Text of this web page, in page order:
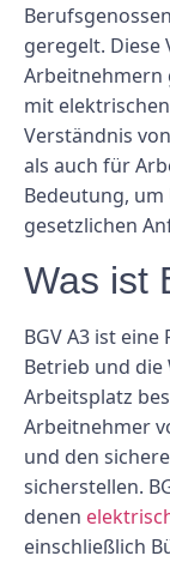
geregelt. Diese
Arbeitnehmern
mit
Verständnis
als auch für
Bedeutung,
gesetzlichen
Was ist
BGV A3 ist
Betrieb und
Arbeitsplatz
Arbeitnehmer
und den
sicherstellen.
denen
einschließlich